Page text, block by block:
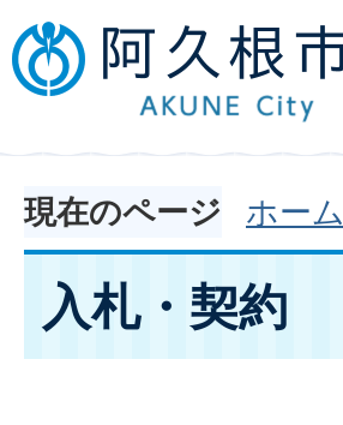
現在のページ ホーム
入札・契約